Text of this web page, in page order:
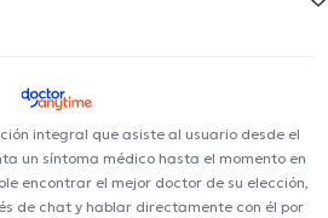
integral que asiste al usuario desde el
un síntoma médico hasta el momento en
encontrar el mejor doctor de su elección,
de chat y hablar directamente con él por